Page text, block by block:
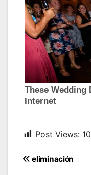
Post Views: 10
Navegación
eliminación